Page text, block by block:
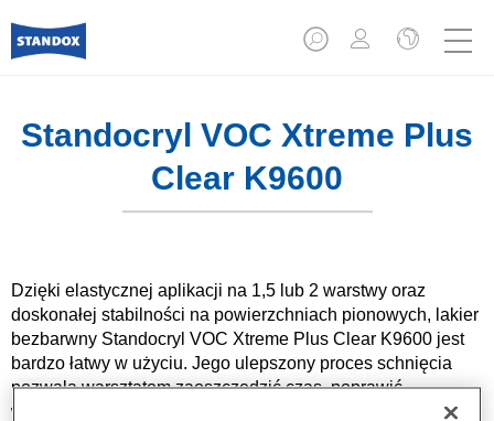
Standocryl VOC Xtreme Plus
Clear K9600
Dzięki elastycznej aplikacji na 1,5 lub 2 warstwy oraz
doskonałej stabilności na powierzchniach pionowych, lakier
bezbarwny Standocryl VOC Xtreme Plus Clear K9600 jest
bardzo łatwy w użyciu. Jego ulepszony proces schnięcia
pozwala warsztatom zaoszczędzić czas, poprawić
wydajność i zminimalizować zużycie energii.